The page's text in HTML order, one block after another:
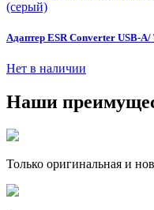
Адаптер ESR Converter USB-A/
Нет в наличии
Наши
Только оригинальная и